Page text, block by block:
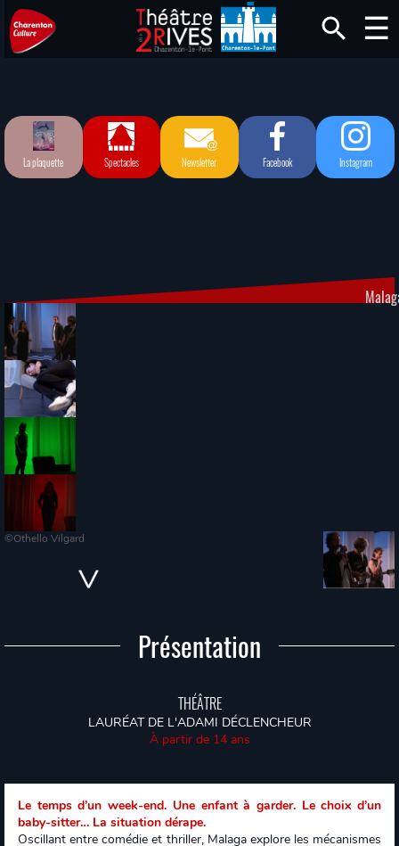
La plaquette Spectacles Newsletter Facebook Instagram
©Othello Vilgard
Présentation
THÉÂTRE
LAURÉAT DE L'ADAMI DÉCLENCHEUR
À partir de 14 ans
Le temps d’un week-end. Une enfant à garder. Le choix d’un
baby-sitter… La situation dérape.
Oscillant entre comédie et thriller, Malaga explore les mécanismes